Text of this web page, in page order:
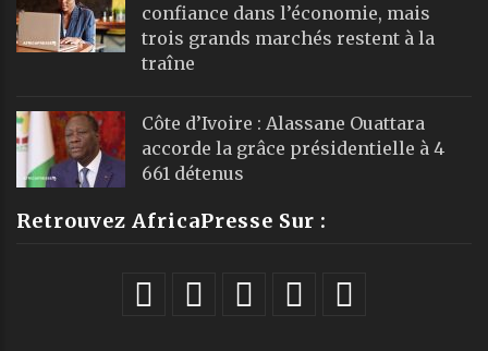
confiance dans l’économie, mais
trois grands marchés restent à la
traîne
Côte d’Ivoire : Alassane Ouattara
accorde la grâce présidentielle à 4
661 détenus
Retrouvez AfricaPresse Sur :